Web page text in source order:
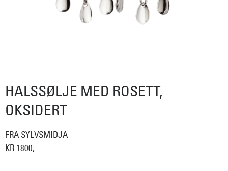
HALSSØLJE MED ROSETT,
OKSIDERT
FRA SYLVSMIDJA
KR 1800,-